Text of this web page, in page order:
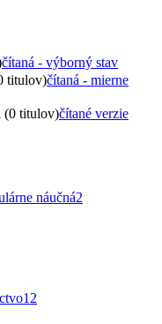
čítaná - výborný stav
titulov)čítaná - mierne
(0 titulov)čítané verzie
náučná2
12